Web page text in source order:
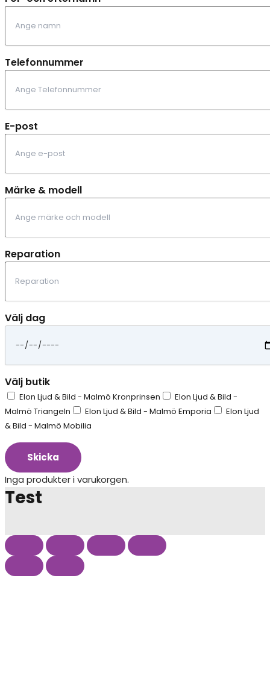
Telefonnummer
E-post
Märke & modell
Reparation
Välj dag
Välj butik
Elon Ljud & Bild - Malmö Kronprinsen
Elon Ljud & Bild -
Malmö Triangeln
Elon Ljud & Bild - Malmö Emporia
Elon Ljud
& Bild - Malmö Mobilia
Skicka
Inga produkter i varukorgen.
Test